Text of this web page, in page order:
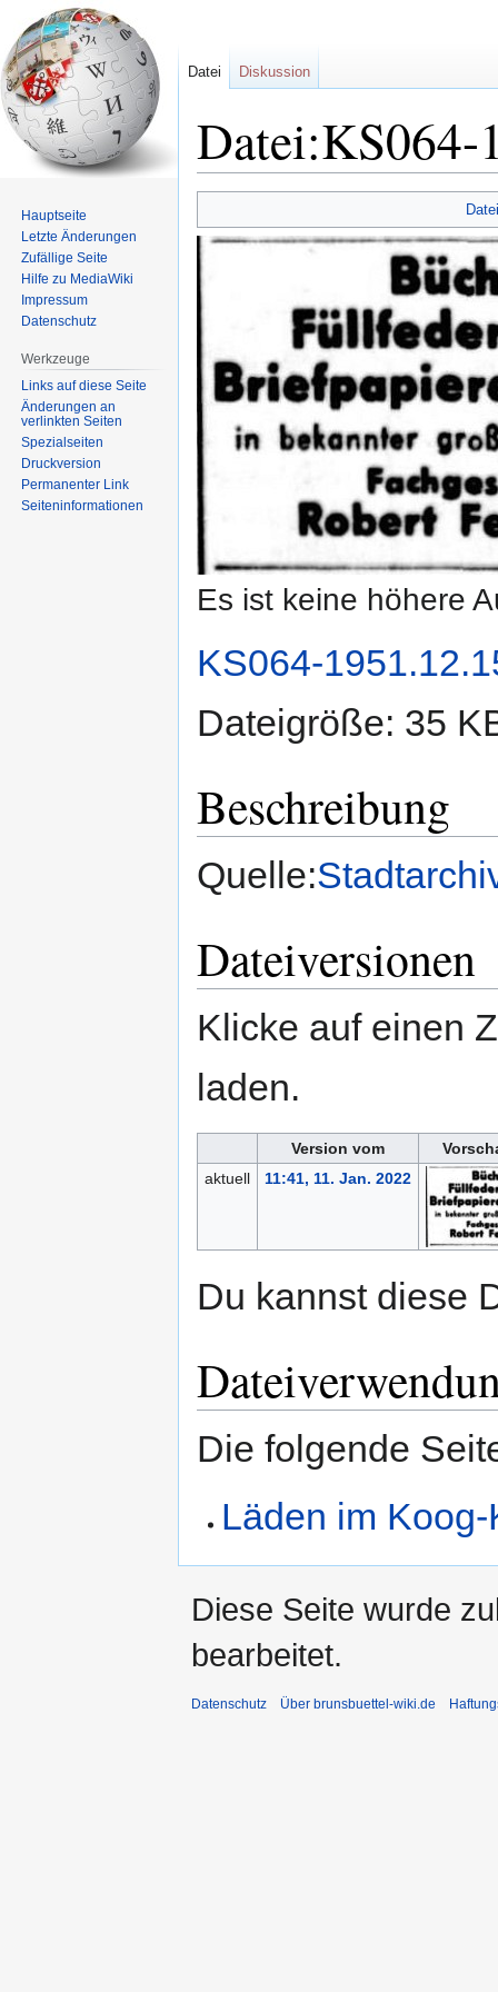
Datei:KS064-
Navigation
Suche
Es ist keine höhere
KS064-
Dateigröße: 35
Beschreibung
Quelle:
Dateiversionen
Klicke auf einen
laden.
Version vom
aktuell
11:41, 11. Jan. 2022
Du kannst diese
Die folgende
Läden im
Datei Diskussion
Hauptseite
Letzte Änderungen
Zufällige Seite
Hilfe zu MediaWiki
Impressum
Datenschutz
Werkzeuge
Links auf diese Seite
Änderungen an
verlinkten Seiten
Spezialseiten
Druckversion
Permanenter Link
Seiten­informationen
Diese Seite wurde
bearbeitet.
Datenschutz Über brunsbuettel-wiki.de